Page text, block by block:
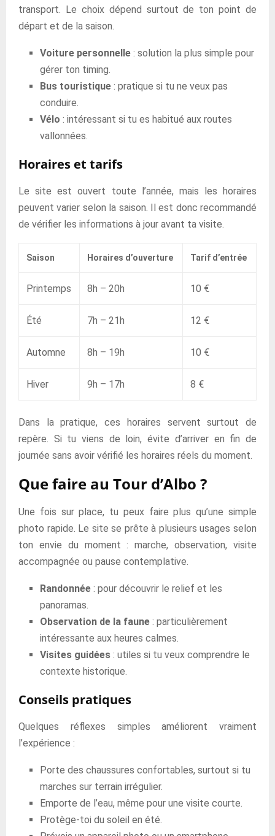
transport. Le choix dépend surtout de ton point de
départ et de la saison.
Voiture personnelle : solution la plus simple pour
gérer ton timing.
Bus touristique : pratique si tu ne veux pas
conduire.
Vélo : intéressant si tu es habitué aux routes
vallonnées.
Horaires et tarifs
Le site est ouvert toute l’année, mais les horaires
peuvent varier selon la saison. Il est donc recommandé
de vérifier les informations à jour avant ta visite.
Saison Horaires d’ouverture Tarif d’entrée
Printemps 8h – 20h 10 €
Été 7h – 21h 12 €
Automne 8h – 19h 10 €
Hiver 9h – 17h 8 €
Dans la pratique, ces horaires servent surtout de
repère. Si tu viens de loin, évite d’arriver en fin de
journée sans avoir vérifié les horaires réels du moment.
Que faire au Tour d’Albo ?
Une fois sur place, tu peux faire plus qu’une simple
photo rapide. Le site se prête à plusieurs usages selon
ton envie du moment : marche, observation, visite
accompagnée ou pause contemplative.
Randonnée : pour découvrir le relief et les
panoramas.
Observation de la faune : particulièrement
intéressante aux heures calmes.
Visites guidées : utiles si tu veux comprendre le
contexte historique.
Conseils pratiques
Quelques réflexes simples améliorent vraiment
l’expérience :
Porte des chaussures confortables, surtout si tu
marches sur terrain irrégulier.
Emporte de l’eau, même pour une visite courte.
Protège-toi du soleil en été.